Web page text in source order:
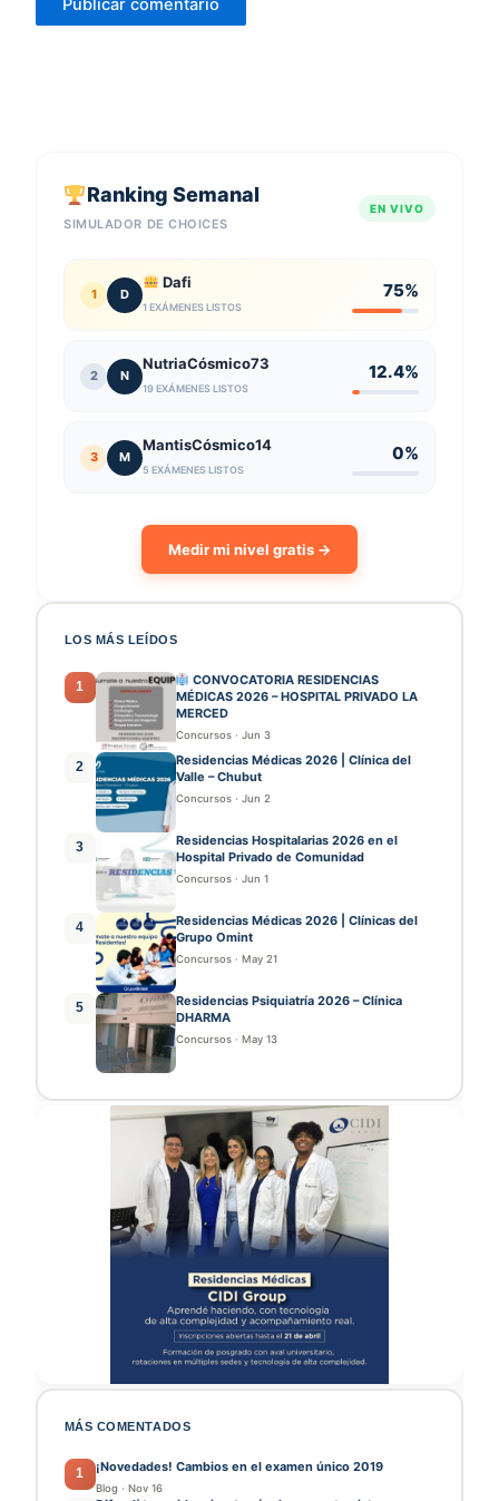
Ranking Semanal
SIMULADOR DE CHOICES
EN VIVO
1 D
Dafi
1 EXÁMENES LISTOS
75%
2 N
NutriaCósmico73
19 EXÁMENES LISTOS
12.4%
3 M
MantisCósmico14
5 EXÁMENES LISTOS
0%
Medir mi nivel gratis →
LOS MÁS LEÍDOS
1
CONVOCATORIA RESIDENCIAS
MÉDICAS 2026 – HOSPITAL PRIVADO LA
MERCED
Concursos · Jun 3
2
Residencias Médicas 2026 | Clínica del
Valle – Chubut
Concursos · Jun 2
3
Residencias Hospitalarias 2026 en el
Hospital Privado de Comunidad
Concursos · Jun 1
4
Residencias Médicas 2026 | Clínicas del
Grupo Omint
Concursos · May 21
5
Residencias Psiquiatría 2026 – Clínica
DHARMA
Concursos · May 13
MÁS COMENTADOS
1 ¡Novedades! Cambios en el examen único 2019
Blog · Nov 16